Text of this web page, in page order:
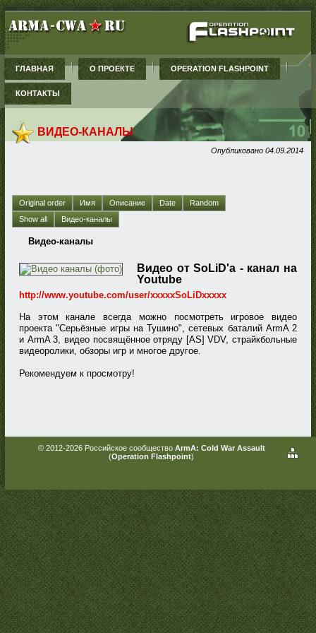
ГЛАВНАЯ О ПРОЕКТЕ OPERATION FLASHPOINT
КОНТАКТЫ
ВИДЕО-КАНАЛЫ
Опубликовано 04.09.2014
Original order Имя Описание Date
Random
Show all
Видео-каналы
Видео-каналы
Видео от SoLiD'a - канал на
Youtube
http://www.youtube.com/user/xxxxxSoLiDxxxxx
На этом канале всегда можно посмотреть игровое видео
проекта "Серьёзные игры на Тушино", сетевых баталий ArmA 2
и ArmA 3, видео посвящённое отряду [AS] VDV, страйкбольные
видеоролики, обзоры игр и многое другое.
Рекомендуем к просмотру!
© 2012-2026 Российское сообщество ArmA: Cold War Assault
(Operation Flashpoint)